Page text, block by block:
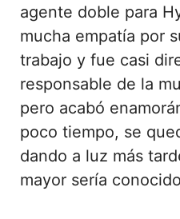
agente doble para
mucha empatía por
trabajo y fue casi
responsable de la
pero acabó
poco tiempo, se
dando a luz más
mayor sería